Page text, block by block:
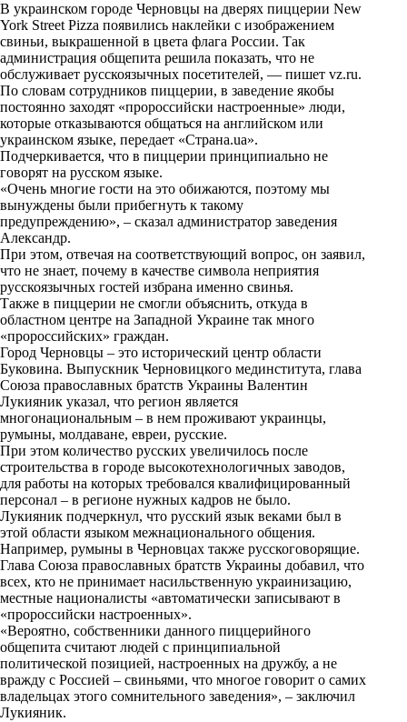
i
t
t
e
r
n
o
k
l
a
s
s
n
i
i
l
e
g
r
a
m
p
y
L
i
n
k
В украинском городе Черновцы на дверях пиццерии New
York Street Pizza появились наклейки с изображением
свиньи, выкрашенной в цвета флага России. Так
администрация общепита решила показать, что не
обслуживает русскоязычных посетителей, — пишет vz.ru.
По словам сотрудников пиццерии, в заведение якобы
постоянно заходят «пророссийски настроенные» люди,
которые отказываются общаться на английском или
украинском языке, передает «Страна.ua».
Подчеркивается, что в пиццерии принципиально не
говорят на русском языке.
«Очень многие гости на это обижаются, поэтому мы
вынуждены были прибегнуть к такому
предупреждению», – сказал администратор заведения
Александр.
При этом, отвечая на соответствующий вопрос, он заявил,
что не знает, почему в качестве символа неприятия
русскоязычных гостей избрана именно свинья.
Также в пиццерии не смогли объяснить, откуда в
областном центре на Западной Украине так много
«пророссийских» граждан.
Город Черновцы – это исторический центр области
Буковина. Выпускник Черновицкого мединститута, глава
Союза православных братств Украины Валентин
Лукияник указал, что регион является
многонациональным – в нем проживают украинцы,
румыны, молдаване, евреи, русские.
При этом количество русских увеличилось после
строительства в городе высокотехнологичных заводов,
для работы на которых требовался квалифицированный
персонал – в регионе нужных кадров не было.
Лукияник подчеркнул, что русский язык веками был в
этой области языком межнационального общения.
Например, румыны в Черновцах также русскоговорящие.
Глава Союза православных братств Украины добавил, что
всех, кто не принимает насильственную украинизацию,
местные националисты «автоматически записывают в
«пророссийски настроенных».
«Вероятно, собственники данного пиццерийного
общепита считают людей с принципиальной
политической позицией, настроенных на дружбу, а не
вражду с Россией – свиньями, что многое говорит о самих
владельцах этого сомнительного заведения», – заключил
Лукияник.